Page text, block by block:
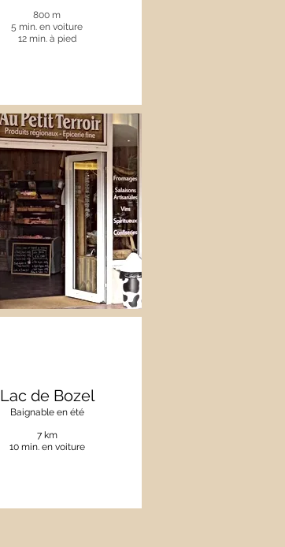
800 m
5 min. en voiture
12 min. à pied
Lac de Bozel
Baignable en été
7 km
10 min. en voiture